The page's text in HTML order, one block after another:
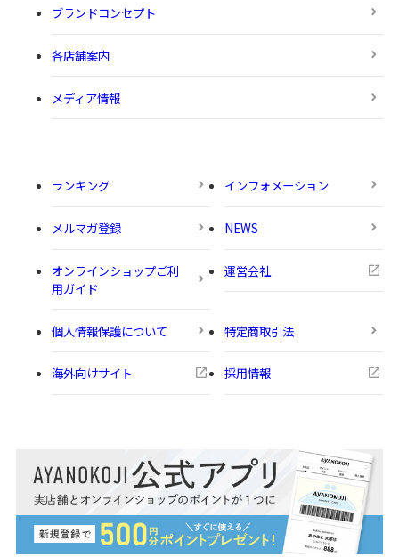
ブランドコンセプト
各店舗案内
メディア情報
ランキング インフォメーション
メルマガ登録 NEWS
オンラインショップご利
用ガイド
運営会社
個人情報保護について 特定商取引法
海外向けサイト 採用情報